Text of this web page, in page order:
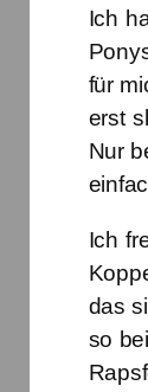
Ich
für
erst
Nur
Ich
das
so